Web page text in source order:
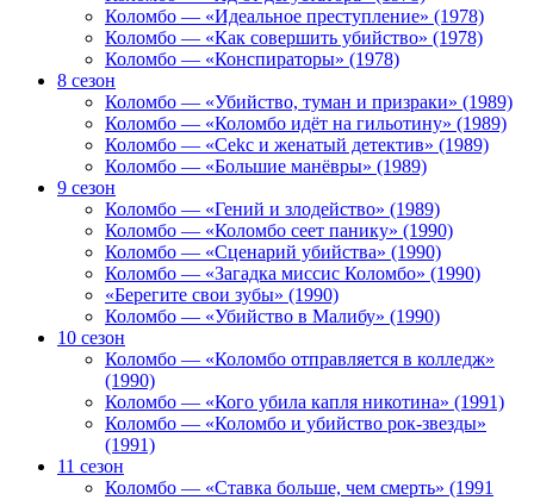
Коломбо — «Идеальное преступление» (1978)
Коломбо — «Как совершить убийство» (1978)
Коломбо — «Конспираторы» (1978)
8 сезон
Коломбо — «Убийство, туман и призраки» (1989)
Коломбо — «Коломбо идёт на гильотину» (1989)
Коломбо — «Cekc и женатый детектив» (1989)
Коломбо — «Большие манёвры» (1989)
9 сезон
Коломбо — «Гений и злодейство» (1989)
Коломбо — «Коломбо сеет панику» (1990)
Коломбо — «Сценарий убийства» (1990)
Коломбо — «Загадка миссис Коломбо» (1990)
«Берегите свои зубы» (1990)
Коломбо — «Убийство в Малибу» (1990)
10 сезон
Коломбо — «Коломбо отправляется в колледж»
(1990)
Коломбо — «Кого убила капля никотина» (1991)
Коломбо — «Коломбо и убийство рок-звезды»
(1991)
11 сезон
Коломбо — «Ставка больше, чем смерть» (1991